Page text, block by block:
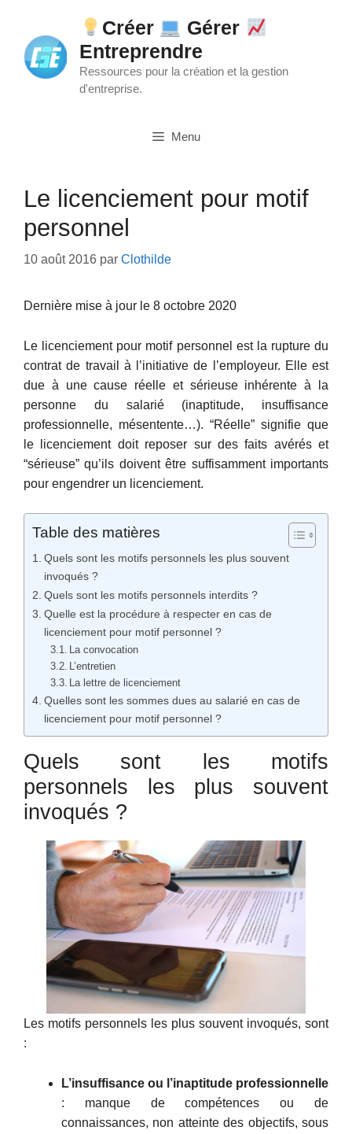
contenu
Créer
Gérer
Entreprendre
Ressources pour la création et la gestion
d'entreprise.
Menu
Le licenciement pour motif
personnel
10 août 2016 par Clothilde
Dernière mise à jour le 8 octobre 2020
Le licenciement pour motif personnel est la rupture du
contrat de travail à l’initiative de l’employeur. Elle est
due à une cause réelle et sérieuse inhérente à la
personne du salarié (inaptitude, insuffisance
professionnelle, mésentente…). “Réelle” signifie que
le licenciement doit reposer sur des faits avérés et
“sérieuse” qu’ils doivent être suffisamment importants
pour engendrer un licenciement.
Table des matières
Quels sont les motifs personnels les plus souvent
invoqués ?
Quels sont les motifs personnels interdits ?
Quelle est la procédure à respecter en cas de
licenciement pour motif personnel ?
La convocation
L’entretien
La lettre de licenciement
Quelles sont les sommes dues au salarié en cas de
licenciement pour motif personnel ?
Quels sont les motifs
personnels les plus souvent
invoqués ?
Les motifs personnels les plus souvent invoqués, sont
:
L’insuffisance ou l’inaptitude professionnelle
: manque de compétences ou de
connaissances, non atteinte des objectifs, sous